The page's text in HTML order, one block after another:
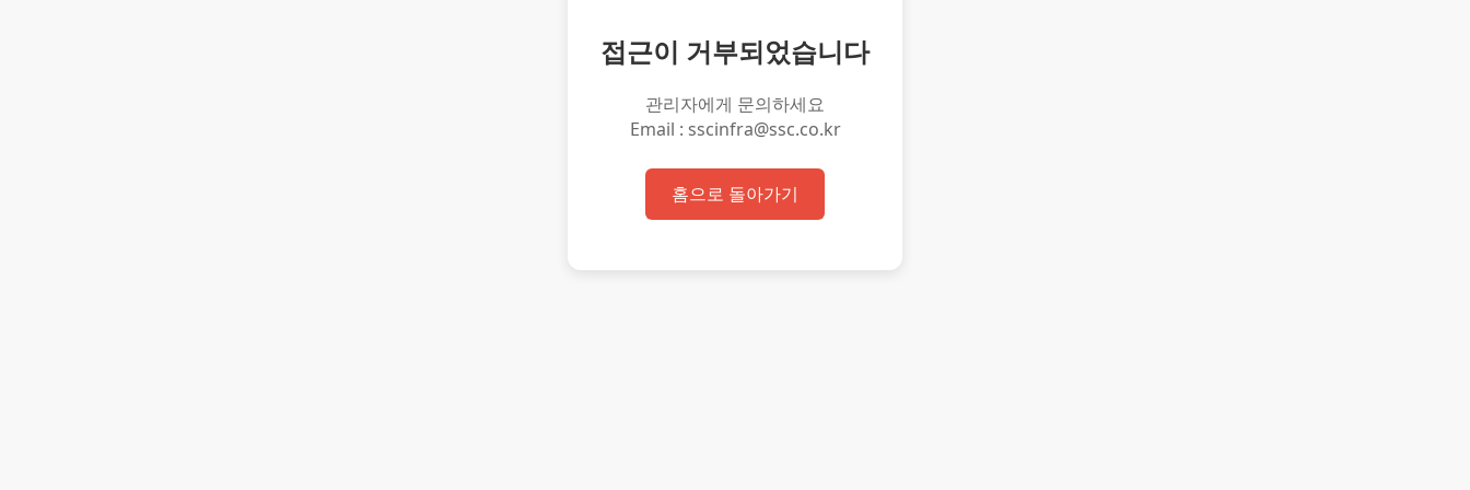
접근이 거부되었습니다
관리자에게 문의하세요
Email : sscinfra@ssc.co.kr
홈으로 돌아가기